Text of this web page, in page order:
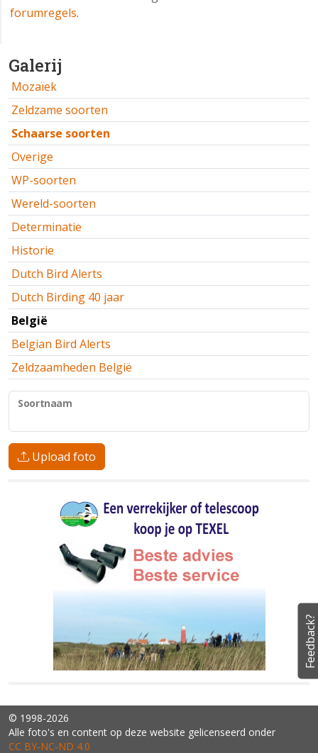
Galerij
Mozaïek
Zeldzame soorten
Schaarse soorten
Overige
WP-soorten
Wereld-soorten
Determinatie
Historie
Dutch Bird Alerts
Dutch Birding 40 jaar
België
Belgian Bird Alerts
Zeldzaamheden België
Soortnaam
Upload foto
forumregels.
© 1998-2026
Alle foto's en content op deze website gelicenseerd onder
CC BY‑NC‑ND 4.0
Feedback?